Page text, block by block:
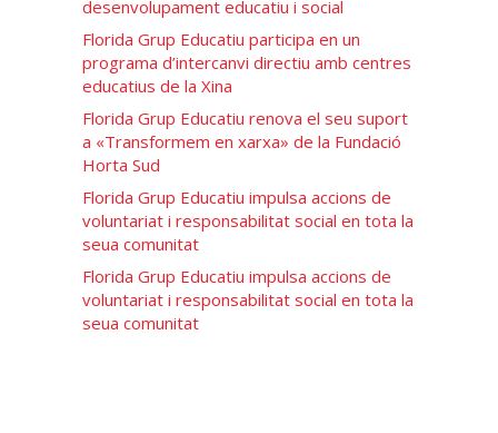
desenvolupament educatiu i social
Florida Grup Educatiu participa en un
programa d’intercanvi directiu amb centres
educatius de la Xina
Florida Grup Educatiu renova el seu suport
a «Transformem en xarxa» de la Fundació
Horta Sud
Florida Grup Educatiu impulsa accions de
voluntariat i responsabilitat social en tota la
seua comunitat
Florida Grup Educatiu impulsa accions de
voluntariat i responsabilitat social en tota la
seua comunitat